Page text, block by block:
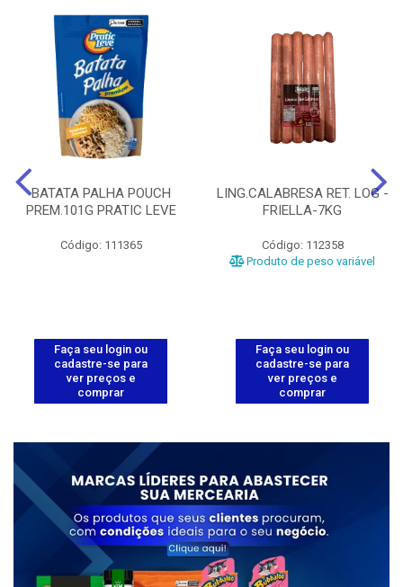
BATATA PALHA POUCH
PREM.101G PRATIC LEVE
Código: 111365
Faça seu login ou
cadastre-se para
ver preços e
comprar
LING.CALABRESA RET. LOG -
FRIELLA-7KG
Código: 112358
Produto de peso variável
Faça seu login ou
cadastre-se para
ver preços e
comprar